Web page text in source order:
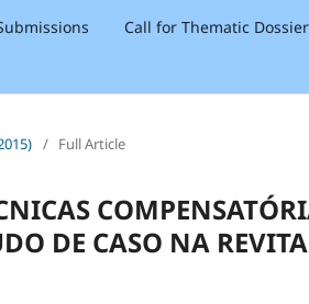
Call for Thematic Dossier
/ Full Article
DE CASO NA